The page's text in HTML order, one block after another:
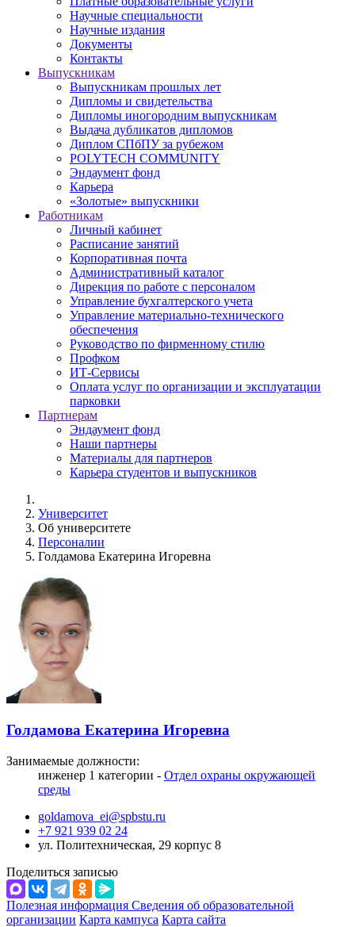
Научные специальности
Научные издания
Документы
Контакты
Выпускникам
Выпускникам прошлых лет
Дипломы и свидетельства
Дипломы иногородним выпускникам
Выдача дубликатов дипломов
Диплом СПбПУ за рубежом
POLYTECH COMMUNITY
Эндаумент фонд
Карьера
«Золотые» выпускники
Работникам
Личный кабинет
Расписание занятий
Корпоративная почта
Административный каталог
Дирекция по работе с персоналом
Управление бухгалтерского учета
Управление материально-технического
обеспечения
Руководство по фирменному стилю
Профком
ИТ-Сервисы
Оплата услуг по организации и эксплуатации
парковки
Партнерам
Эндаумент фонд
Наши партнеры
Материалы для партнеров
Карьера студентов и выпускников
Университет
Об университете
Персоналии
Голдамова Екатерина Игоревна
Голдамова Екатерина Игоревна
Занимаемые должности:
инженер 1 категории - Отдел охраны окружающей
среды
goldamova_ei@spbstu.ru
+7 921 939 02 24
ул. Политехническая, 29 корпус 8
Поделиться записью
Полезная информация Сведения об образовательной
организации Карта кампуса Карта сайта